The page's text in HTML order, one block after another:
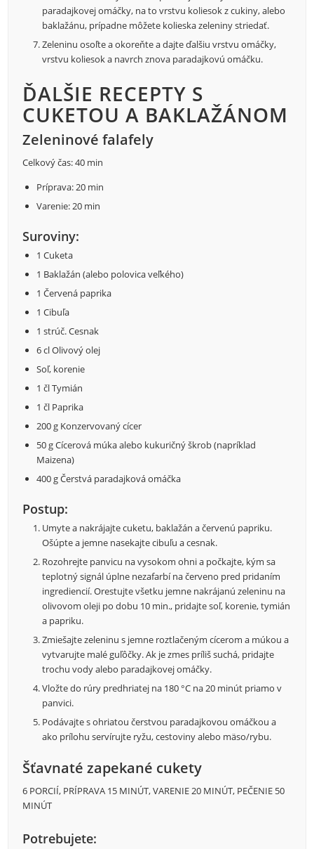
paradajkovej omáčky, na to vrstvu koliesok z cukiny, alebo
baklažánu, prípadne môžete kolieska zeleniny striedať.
Zeleninu osoľte a okoreňte a dajte ďalšiu vrstvu omáčky,
vrstvu koliesok a navrch znova paradajkovú omáčku.
ĎALŠIE RECEPTY S
CUKETOU A BAKLAŽÁNOM
Zeleninové falafely
Celkový čas: 40 min
Príprava: 20 min
Varenie: 20 min
Suroviny:
1 Cuketa
1 Baklažán (alebo polovica veľkého)
1 Červená paprika
1 Cibuľa
1 strúč. Cesnak
6 cl Olivový olej
Soľ, korenie
1 čl Tymián
1 čl Paprika
200 g Konzervovaný cícer
50 g Cícerová múka alebo kukuričný škrob (napríklad
Maizena)
400 g Čerstvá paradajková omáčka
Postup:
Umyte a nakrájajte cuketu, baklažán a červenú papriku.
Ošúpte a jemne nasekajte cibuľu a cesnak.
Rozohrejte panvicu na vysokom ohni a počkajte, kým sa
teplotný signál úplne nezafarbí na červeno pred pridaním
ingrediencií. Orestujte všetku jemne nakrájanú zeleninu na
olivovom oleji po dobu 10 min., pridajte soľ, korenie, tymián
a papriku.
Zmiešajte zeleninu s jemne roztlačeným cícerom a múkou a
vytvarujte malé guľôčky. Ak je zmes príliš suchá, pridajte
trochu vody alebo paradajkovej omáčky.
Vložte do rúry predhriatej na 180 °C na 20 minút priamo v
panvici.
Podávajte s ohriatou čerstvou paradajkovou omáčkou a
ako prílohu servírujte ryžu, cestoviny alebo mäso/rybu.
Šťavnaté zapekané cukety
6 PORCIÍ, PRÍPRAVA 15 MINÚT, VARENIE 20 MINÚT, PEČENIE 50
MINÚT
Potrebujete: